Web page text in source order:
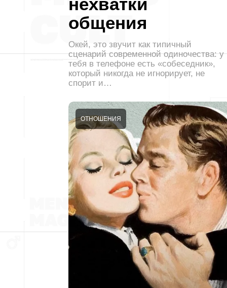
общения
Окей, это звучит как типичный
сценарий современной одиночества: у
тебя в телефоне есть «собеседник»,
который никогда не игнорирует, не
спорит и…
ОТНОШЕНИЯ